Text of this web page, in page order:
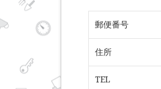
郵便番号
住所
TEL